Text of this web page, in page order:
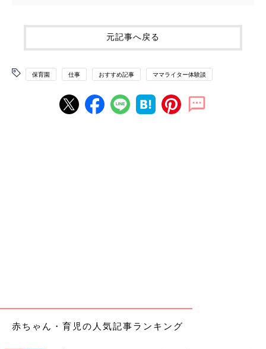
元記事へ戻る
保育園 仕事 おすすめ記事 ママライター体験談
赤ちゃん・育児の人気記事ランキング